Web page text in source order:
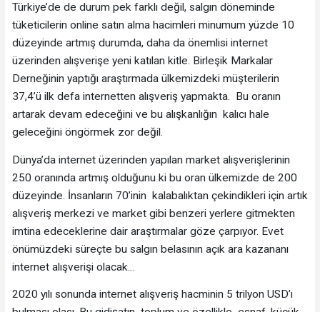
Türkiye’de de durum pek farklı değil, salgın döneminde
tüketicilerin online satın alma hacimleri minumum yüzde 10
düzeyinde artmış durumda, daha da önemlisi internet
üzerinden alışverişe yeni katılan kitle. Birleşik Markalar
Derneğinin yaptığı araştırmada ülkemizdeki müşterilerin
37,4’ü ilk defa internetten alışveriş yapmakta. Bu oranın
artarak devam edeceğini ve bu alışkanlığın kalıcı hale
geleceğini öngörmek zor değil.
Dünya’da internet üzerinden yapılan market alışverişlerinin
250 oranında artmış olduğunu ki bu oran ülkemizde de 200
düzeyinde. İnsanların 70’inin kalabalıktan çekindikleri için artık
alışveriş merkezi ve market gibi benzeri yerlere gitmekten
imtina edeceklerine dair araştırmalar göze çarpıyor. Evet
önümüzdeki süreçte bu salgın belasının açık ara kazananı
internet alışverişi olacak…
2020 yılı sonunda internet alışveriş hacminin 5 trilyon USD’ı